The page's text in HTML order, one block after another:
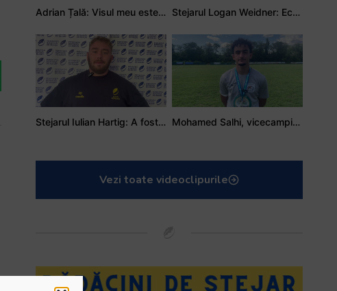
Adrian Țală: Visul meu este să debutez pentru România Stejarul Logan Weidner: Echipa a muncit mult, iar asta se va vedea în meciurile de la Nations Cup
Stejarul Iulian Hartig: A fost un turneu care a unit mai mult echipa Mohamed Salhi, vicecampion național juniori I: Rugby-ul te învață să accepți și înfrângerile
Vezi toate videoclipurile